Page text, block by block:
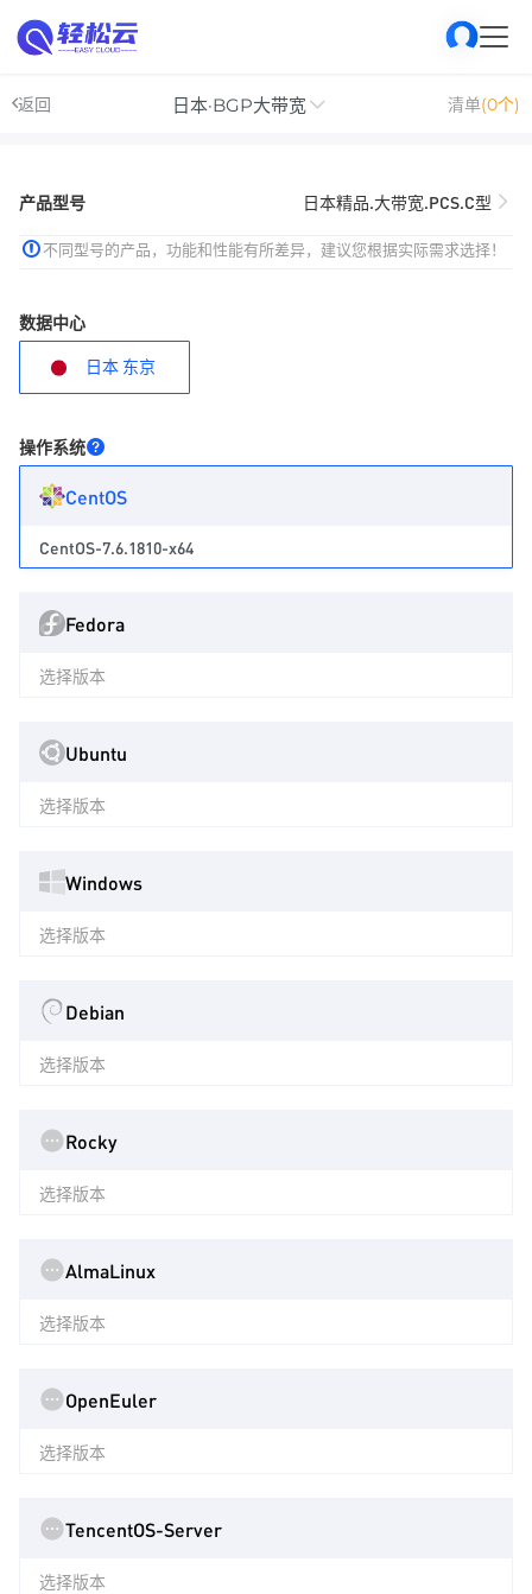
返回 日本·BGP大带宽 清单(0个)
产品型号 日本精品.大带宽.PCS.C型
不同型号的产品，功能和性能有所差异，建议您根据实际需求选择！
数据中心
日本 东京
操作系统
CentOS
CentOS-7.6.1810-x64
Fedora
选择版本
Ubuntu
选择版本
Windows
选择版本
Debian
选择版本
Rocky
选择版本
AlmaLinux
选择版本
OpenEuler
选择版本
TencentOS-Server
选择版本